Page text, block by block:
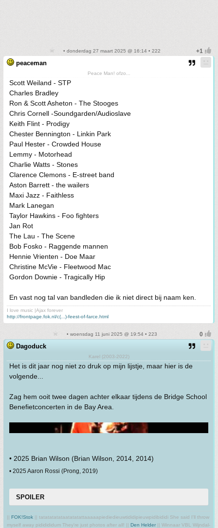
• donderdag 27 maart 2025 @ 16:14 • 222
peaceman
Peace Man! ofzo...
Scott Weiland - STP
Charles Bradley
Ron & Scott Asheton - The Stooges
Chris Cornell -Soundgarden/Audioslave
Keith Flint - Prodigy
Chester Bennington - Linkin Park
Paul Hester - Crowded House
Lemmy - Motorhead
Charlie Watts - Stones
Clarence Clemons - E-street band
Aston Barrett - the wailers
Maxi Jazz - Faithless
Mark Lanegan
Taylor Hawkins - Foo fighters
Jan Rot
The Lau - The Scene
Bob Fosko - Raggende mannen
Hennie Vrienten - Doe Maar
Christine McVie - Fleetwood Mac
Gordon Downie - Tragically Hip
En vast nog tal van bandleden die ik niet direct bij naam ken.
I love music |Ajax forever
http://frontpage.fok.nl/c(...)-feest-of-farce.html
• woensdag 11 juni 2025 @ 19:54 • 223
Dagoduck
Karel (2003-2022)
Het is dit jaar nog niet zo druk op mijn lijstje, maar hier is de
volgende...
Zag hem ooit twee dagen achter elkaar tijdens de Bridge School
Benefietconcerten in de Bay Area.
• 2025 Brian Wilson (Brian Wilson, 2014, 2014)
• 2025 Aaron Rossi (Prong, 2019)
SPOILER
|| FOK!Stok || tatatatatataatatatattaaaaapiediedieuwtididipieuwpidibididi She said I'll throw
myself away pididididum They're just photos after all! || Den Helder || Winnaar VBL Wijndal-